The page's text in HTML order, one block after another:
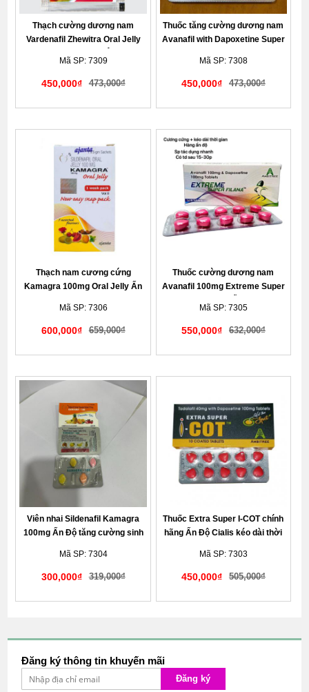
Thạch cường dương nam
Vardenafil Zhewitra Oral Jelly
Mã SP: 7309
450,000₫ 473,000₫
Thuốc tăng cường dương nam
Avanafil with Dapoxetine Super
hãng Ấn Độ
Mã SP: 7308
450,000₫ 473,000₫
Thạch nam cương cứng
Kamagra 100mg Oral Jelly Ấn
gói
Mã SP: 7306
600,000₫ 659,000₫
Thuốc cường dương nam
Avanafil 100mg Extreme Super
thời gian
Mã SP: 7305
550,000₫ 632,000₫
Viên nhai Sildenafil Kamagra
100mg Ấn Độ tăng cường sinh
Mã SP: 7304
300,000₫ 319,000₫
Thuốc Extra Super I-COT chính
hãng Ấn Độ Cialis kéo dài thời
Mã SP: 7303
450,000₫ 505,000₫
Đăng ký thông tin khuyến mãi
Đăng ký